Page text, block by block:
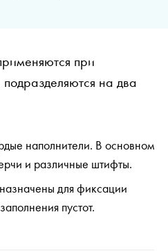
при
на два
наполнители. В основном
и различные штифты.
для фиксации
пустот.